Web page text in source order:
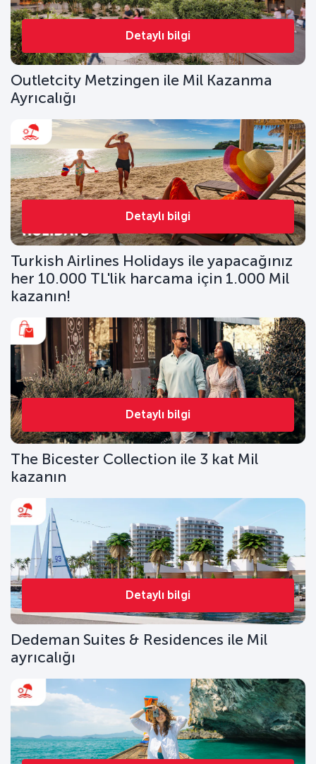
Detaylı bilgi
Outletcity Metzingen ile Mil Kazanma
Ayrıcalığı
Detaylı bilgi
Turkish Airlines Holidays ile yapacağınız
her 10.000 TL'lik harcama için 1.000 Mil
kazanın!
Detaylı bilgi
The Bicester Collection ile 3 kat Mil
kazanın
Detaylı bilgi
Dedeman Suites & Residences ile Mil
ayrıcalığı